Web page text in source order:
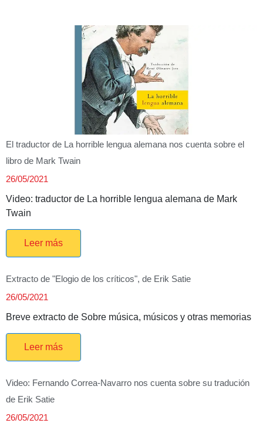
El traductor de La horrible lengua alemana nos cuenta sobre el
libro de Mark Twain
26/05/2021
Video: traductor de La horrible lengua alemana de Mark
Twain
Leer más
Extracto de "Elogio de los críticos", de Erik Satie
26/05/2021
Breve extracto de Sobre música, músicos y otras memorias
Leer más
Video: Fernando Correa-Navarro nos cuenta sobre su tradución
de Erik Satie
26/05/2021